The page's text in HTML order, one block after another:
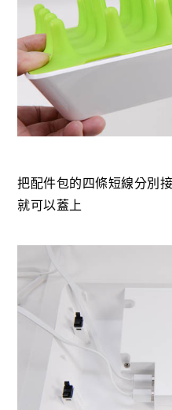
把配件包的四條短線分別
就可以蓋上